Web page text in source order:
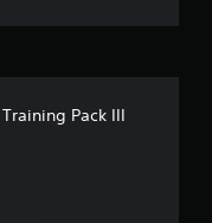
r
e
l
Pack III